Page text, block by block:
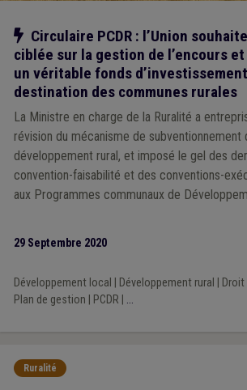
Notre action
Circulaire PCDR : l’Union
ciblée sur la gestion de l’encours
un véritable fonds
destination des communes rurales
La Ministre en charge de la Ruralité a
révision du mécanisme de subventionnement
développement rural, et imposé le gel des
convention-faisabilité et des conventions-
aux Programmes communaux de
29 Septembre 2020
Développement local Développement rural
Plan de gestion
PCDR ...
Ruralité